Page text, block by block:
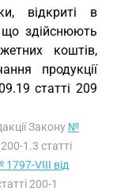
відкриті в
що здійснюють
коштів,
продукції
статті 209
Закону №
1.3 статті
1797-VIII від
200-1